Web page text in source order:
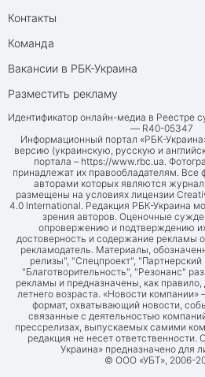
Контакты
Команда
Вакансии в РБК-Украина
Разместить рекламу
Идентификатор онлайн-медиа в Реестре
— R40-05347
Информационный портал «РБК-
версию (украинскую, русскую и
портала – https://www.rbc.ua.
принадлежат их правообладателям. Все
авторами которых являются
размещены на условиях лицензии
4.0 International. Редакция РБК-Украина
зрения авторов. Оценочные
опровержению и подтверждению
достоверность и содержание рекламы
рекламодатель. Материалы,
релизы", "Спецпроект", "Партнерский
"Благотворительность", "Резонанс"
рекламы и предназначены, как правило,
летнего возраста. «Новости компании»
формат, охватывающий новости,
связанные с деятельностью
прессрелизах, выпускаемых самими
редакция не несет
Украина» предназначено для
© ООО «УБТ», 2006-